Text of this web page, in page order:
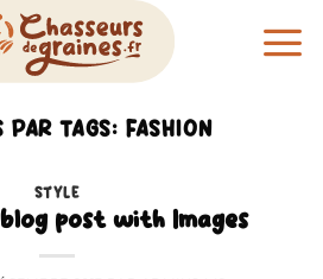
PAR TAGS: FASHION
STYLE
post with Images